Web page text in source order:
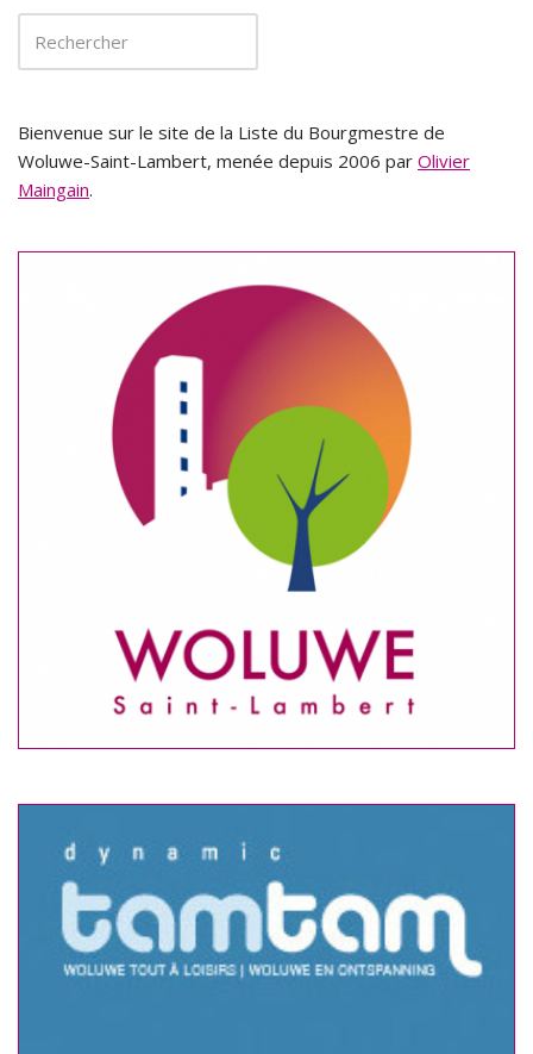
Bienvenue sur le site de la Liste du Bourgmestre de
Woluwe-Saint-Lambert, menée depuis 2006 par Olivier
Maingain.